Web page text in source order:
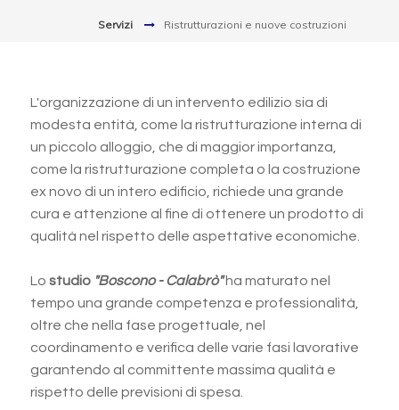
Servizi Ristrutturazioni e nuove costruzioni
L'organizzazione di un intervento edilizio sia di
modesta entità, come la ristrutturazione interna di
un piccolo alloggio, che di maggior importanza,
come la ristrutturazione completa o la costruzione
ex novo di un intero edificio, richiede una grande
cura e attenzione al fine di ottenere un prodotto di
qualità nel rispetto delle aspettative economiche.
Lo studio "Boscono - Calabrò" ha maturato nel
tempo una grande competenza e professionalità,
oltre che nella fase progettuale, nel
coordinamento e verifica delle varie fasi lavorative
garantendo al committente massima qualità e
rispetto delle previsioni di spesa.